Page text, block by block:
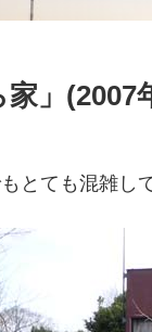
家」
とても混雑し